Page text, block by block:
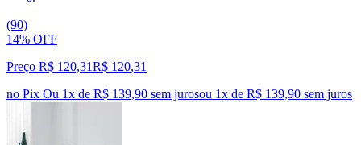
(90)
14% OFF
Preço R$ 120,31R$ 120,31
no Pix Ou 1x de R$ 139,90 sem jurosou 1x de R$ 139,90 sem juros